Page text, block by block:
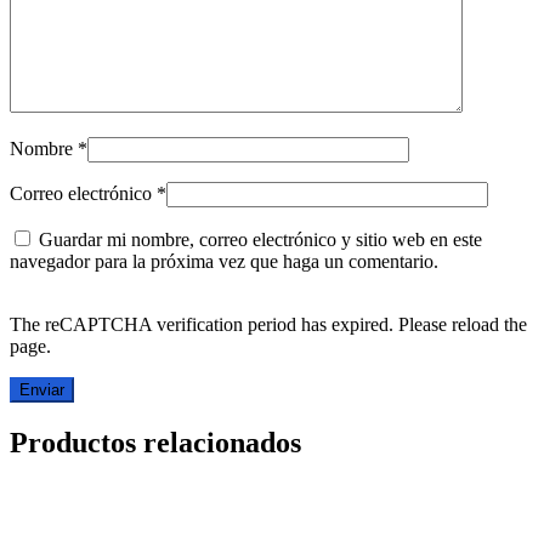
Nombre *
Correo electrónico *
Guardar mi nombre, correo electrónico y sitio web en este
navegador para la próxima vez que haga un comentario.
The reCAPTCHA verification period has expired. Please reload the
page.
Productos relacionados